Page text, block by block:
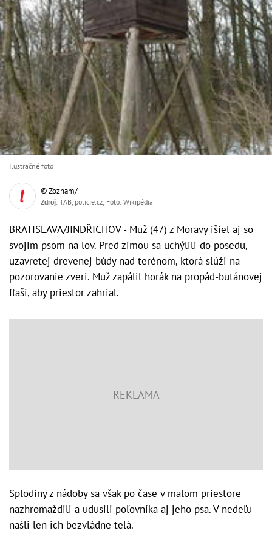
Ilustračné foto
© Zoznam/
Zdroj: TAB, policie.cz; Foto: Wikipédia
BRATISLAVA/JINDŘICHOV - Muž (47) z Moravy išiel aj so
svojim psom na lov. Pred zimou sa uchýlili do posedu,
uzavretej drevenej búdy nad terénom, ktorá slúži na
pozorovanie zveri. Muž zapálil horák na propád-butánovej
fľaši, aby priestor zahrial.
Splodiny z nádoby sa však po čase v malom priestore
nazhromaždili a udusili poľovníka aj jeho psa. V nedeľu
našli len ich bezvládne telá.